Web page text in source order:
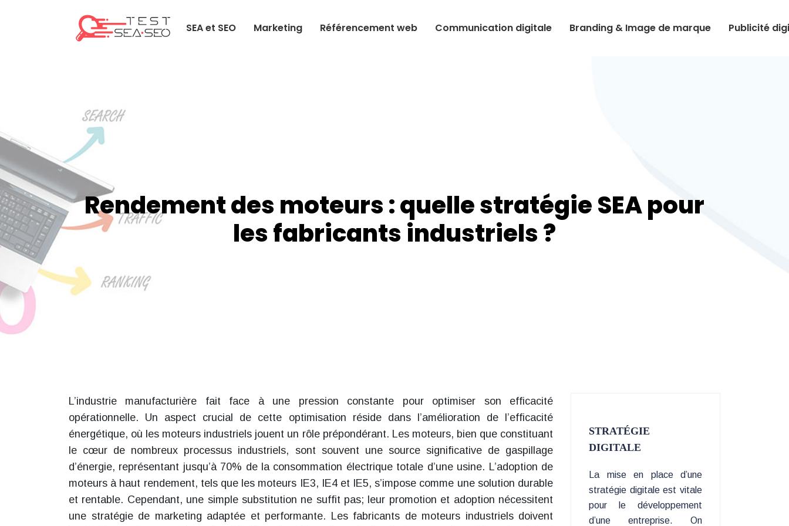
SEA et SEO Marketing Référencement web Communication digitale Branding & Image de marque Publicité
Rendement des moteurs : quelle stratégie SEA pour
les fabricants industriels ?
L’industrie manufacturière fait face à une pression constante pour optimiser son efficacité
opérationnelle. Un aspect crucial de cette optimisation réside dans l’amélioration de l’efficacité
énergétique, où les moteurs industriels jouent un rôle prépondérant. Les moteurs, bien que constituant
le cœur de nombreux processus industriels, sont souvent une source significative de gaspillage
d’énergie, représentant jusqu’à 70% de la consommation électrique totale d’une usine. L’adoption de
moteurs à haut rendement, tels que les moteurs IE3, IE4 et IE5, s’impose comme une solution durable
et rentable. Cependant, une simple substitution ne suffit pas; leur promotion et adoption nécessitent
une stratégie de marketing adaptée et performante. Les fabricants de moteurs industriels doivent
STRATÉGIE
DIGITALE
La mise en place d’une
stratégie digitale est vitale
pour le développement
d’une entreprise. On